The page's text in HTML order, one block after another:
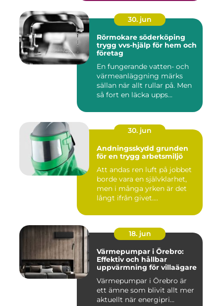
30. jun
Rörmokare söderköping
trygg vvs-hjälp för hem och
företag
En fungerande vatten- och
värmeanläggning märks
sällan när allt rullar på. Men
så fort en läcka upps...
30. jun
Andningsskydd grunden
för en trygg arbetsmiljö
Att andas ren luft på jobbet
borde vara en självklarhet,
men i många yrken är det
långt ifrån givet....
18. jun
Värmepumpar i Örebro:
Effektiv och hållbar
uppvärmning för villaägare
Värmepumpar i Örebro är
ett ämne som blivit allt mer
aktuellt när energipri...